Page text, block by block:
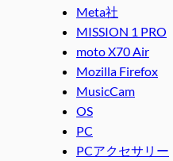
Meta社
MISSION 1 PRO
moto X70 Air
Mozilla Firefox
MusicCam
OS
PC
PCアクセサリー